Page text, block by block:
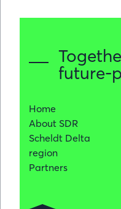
future-
Home
About SDR
Scheldt Delta
region
Partners